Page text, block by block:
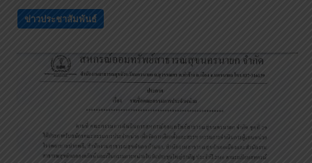
ข่าวประชาสัมพันธ์